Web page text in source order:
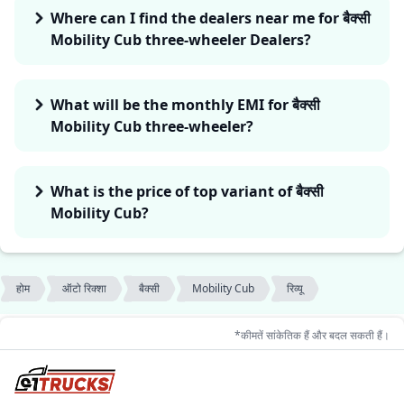
Where can I find the dealers near me for बैक्सी
Mobility Cub three-wheeler Dealers?
What will be the monthly EMI for बैक्सी
Mobility Cub three-wheeler?
What is the price of top variant of बैक्सी
Mobility Cub?
होम ऑटो रिक्शा बैक्सी Mobility Cub रिव्यू
*कीमतें सांकेतिक हैं और बदल सकती हैं।